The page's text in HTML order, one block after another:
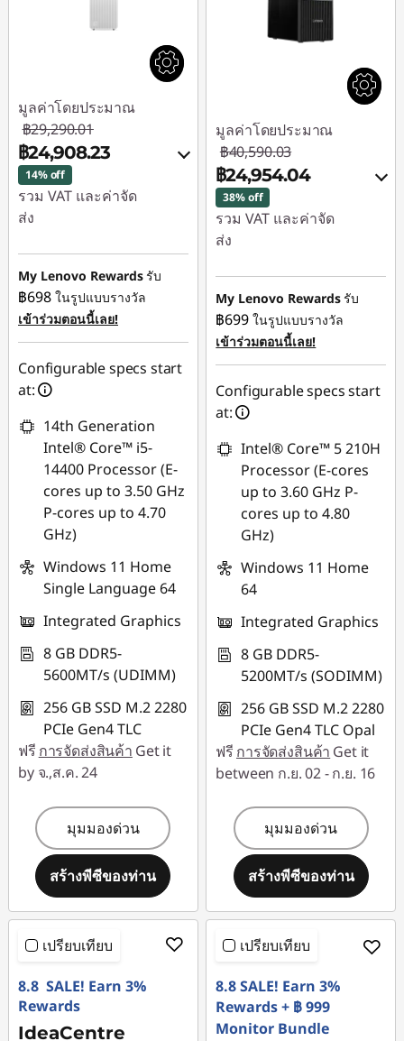
มูลค่าโดยประมาณ
฿29,290.01
฿24,908.23
14% off
รวม VAT และค่าจัด
ส่ง
ประหยัดทันที :-
฿4,381.78
ใช้ eCoupon :
88SALETH
My Lenovo Rewardsรับ
฿698 ในรูปแบบรางวัล
เข้าร่วมตอนนี้เลย!
Configurable specs start
at:
14th Generation
Intel® Core™ i5-
14400 Processor (E-
cores up to 3.50 GHz
P-cores up to 4.70
GHz)
Windows 11 Home
Single Language 64
Integrated Graphics
8 GB DDR5-
5600MT/s (UDIMM)
256 GB SSD M.2 2280
PCIe Gen4 TLC
ฟรี การจัดส่งสินค้า Get it
by จ.,ส.ค. 24
มุมมองด่วน
สร้างพีซีของท่าน
มูลค่าโดยประมาณ
฿40,590.03
฿24,954.04
38% off
รวม VAT และค่าจัด
ส่ง
ประหยัดทันที :-
฿15,147.13
การประหยัด
eCoupon :-฿488.86
ใช้ eCoupon :
88SALETH
My Lenovo Rewardsรับ
฿699 ในรูปแบบรางวัล
เข้าร่วมตอนนี้เลย!
Configurable specs start
at:
Intel® Core™ 5 210H
Processor (E-cores
up to 3.60 GHz P-
cores up to 4.80
GHz)
Windows 11 Home
64
Integrated Graphics
8 GB DDR5-
5200MT/s (SODIMM)
256 GB SSD M.2 2280
PCIe Gen4 TLC Opal
ฟรี การจัดส่งสินค้า Get it
between ก.ย. 02 - ก.ย. 16
มุมมองด่วน
สร้างพีซีของท่าน
เปรียบเทียบ
8.8 SALE! Earn 3%
Rewards
IdeaCentre
เปรียบเทียบ
8.8 SALE! Earn 3%
Rewards + ฿ 999
Monitor Bundle